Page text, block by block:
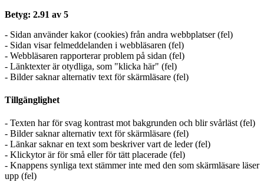
Betyg: 2.91 av 5
- Sidan använder kakor (cookies) från andra webbplatser (fel)
- Sidan visar felmeddelanden i webbläsaren (fel)
- Webbläsaren rapporterar problem på sidan (fel)
- Länktexter är otydliga, som "klicka här" (fel)
- Bilder saknar alternativ text för skärmläsare (fel)
Tillgänglighet
- Texten har för svag kontrast mot bakgrunden och blir svårläst (fel)
- Bilder saknar alternativ text för skärmläsare (fel)
- Länkar saknar en text som beskriver vart de leder (fel)
- Klickytor är för små eller för tätt placerade (fel)
- Knappens synliga text stämmer inte med den som skärmläsare läser
upp (fel)